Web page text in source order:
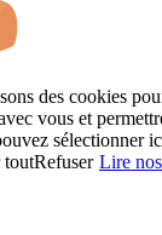
des cookies
vous et
sélectionner
toutRefuser Lire